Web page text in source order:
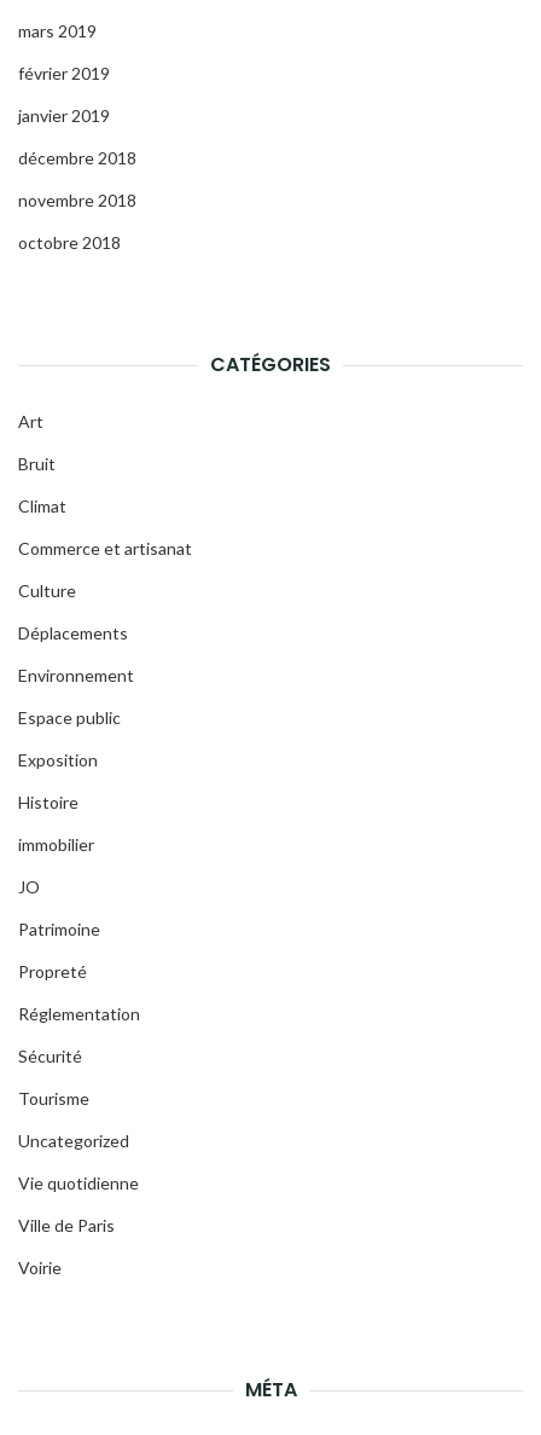
mars 2019
février 2019
janvier 2019
décembre 2018
novembre 2018
octobre 2018
CATÉGORIES
Art
Bruit
Climat
Commerce et artisanat
Culture
Déplacements
Environnement
Espace public
Exposition
Histoire
immobilier
JO
Patrimoine
Propreté
Réglementation
Sécurité
Tourisme
Uncategorized
Vie quotidienne
Ville de Paris
Voirie
MÉTA